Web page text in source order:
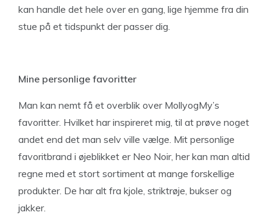
kan handle det hele over en gang, lige hjemme fra din
stue på et tidspunkt der passer dig.
Mine personlige favoritter
Man kan nemt få et overblik over MollyogMy’s
favoritter. Hvilket har inspireret mig, til at prøve noget
andet end det man selv ville vælge. Mit personlige
favoritbrand i øjeblikket er Neo Noir, her kan man altid
regne med et stort sortiment at mange forskellige
produkter. De har alt fra kjole, striktrøje, bukser og
jakker.